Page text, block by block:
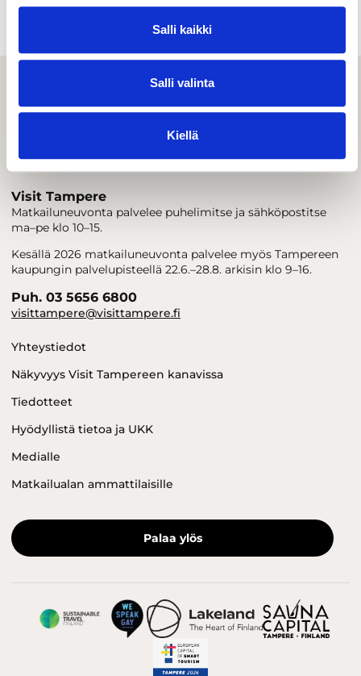
Salli kaikki
Salli valinta
Kiellä
Visit Tampere
Matkailuneuvonta palvelee puhelimitse ja sähköpostitse
ma–pe klo 10–15.
Kesällä 2026 matkailuneuvonta palvelee myös Tampereen
kaupungin palvelupisteellä 22.6.–28.8. arkisin klo 9–16.
Puh. 03 5656 6800
visittampere@visittampere.fi
Yhteystiedot
Näkyvyys Visit Tampereen kanavissa
Tiedotteet
Hyödyllistä tietoa ja UKK
Medialle
Matkailualan ammattilaisille
Palaa ylös